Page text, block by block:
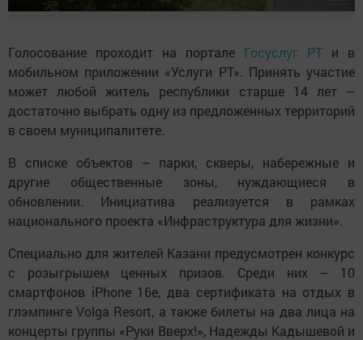
Голосование проходит на портале Госуслуг РТ и в
мобильном приложении «Услуги РТ». Принять участие
может любой житель республики старше 14 лет –
достаточно выбрать одну из предложенных территорий
в своем муниципалитете.
В списке объектов – парки, скверы, набережные и
другие общественные зоны, нуждающиеся в
обновлении. Инициатива реализуется в рамках
национального проекта «Инфраструктура для жизни».
Специально для жителей Казани предусмотрен конкурс
с розыгрышем ценных призов. Среди них – 10
смартфонов iPhone 16e, два сертификата на отдых в
глэмпинге Volga Resort, а также билеты на два лица на
концерты группы «Руки Вверх!», Надежды Кадышевой и